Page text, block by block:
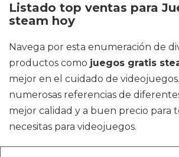
Listado top ventas para
steam hoy
Navega por esta enumeración de
productos como juegos gratis
mejor en el cuidado de
numerosas referencias de
mejor calidad y a buen precio para
necesitas para videojuegos.